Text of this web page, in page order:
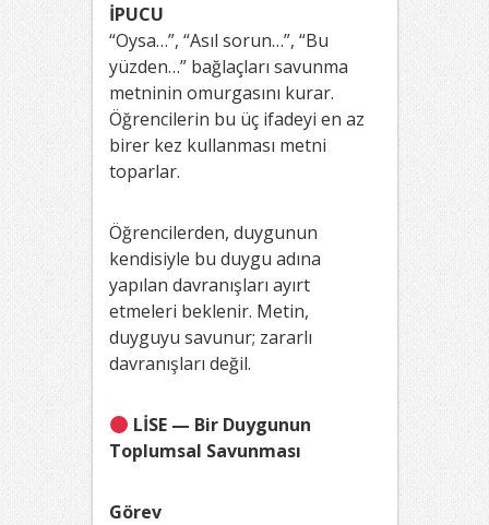
İPUCU
“Oysa…”, “Asıl sorun…”, “Bu
yüzden…” bağlaçları savunma
metninin omurgasını kurar.
Öğrencilerin bu üç ifadeyi en az
birer kez kullanması metni
toparlar.
Öğrencilerden, duygunun
kendisiyle bu duygu adına
yapılan davranışları ayırt
etmeleri beklenir. Metin,
duyguyu savunur; zararlı
davranışları değil.
LİSE — Bir Duygunun
Toplumsal Savunması
Görev